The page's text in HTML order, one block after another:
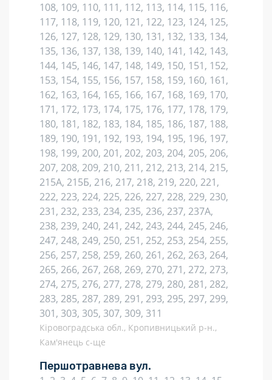
108, 109, 110, 111, 112, 113, 114, 115, 116,
117, 118, 119, 120, 121, 122, 123, 124, 125,
126, 127, 128, 129, 130, 131, 132, 133, 134,
135, 136, 137, 138, 139, 140, 141, 142, 143,
144, 145, 146, 147, 148, 149, 150, 151, 152,
153, 154, 155, 156, 157, 158, 159, 160, 161,
162, 163, 164, 165, 166, 167, 168, 169, 170,
171, 172, 173, 174, 175, 176, 177, 178, 179,
180, 181, 182, 183, 184, 185, 186, 187, 188,
189, 190, 191, 192, 193, 194, 195, 196, 197,
198, 199, 200, 201, 202, 203, 204, 205, 206,
207, 208, 209, 210, 211, 212, 213, 214, 215,
215А, 215Б, 216, 217, 218, 219, 220, 221,
222, 223, 224, 225, 226, 227, 228, 229, 230,
231, 232, 233, 234, 235, 236, 237, 237А,
238, 239, 240, 241, 242, 243, 244, 245, 246,
247, 248, 249, 250, 251, 252, 253, 254, 255,
256, 257, 258, 259, 260, 261, 262, 263, 264,
265, 266, 267, 268, 269, 270, 271, 272, 273,
274, 275, 276, 277, 278, 279, 280, 281, 282,
283, 285, 287, 289, 291, 293, 295, 297, 299,
301, 303, 305, 307, 309, 311
Кіровоградська обл., Кропивницький р-н.,
Кам'янець с-ще
Першотравнева вул.